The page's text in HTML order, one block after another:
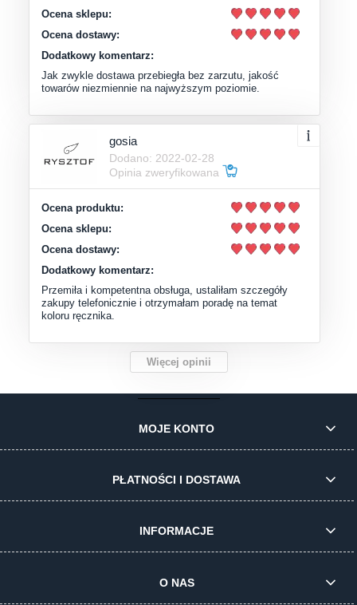
Ocena sklepu:
Ocena dostawy:
Dodatkowy komentarz:
Jak zwykle dostawa przebiegła bez zarzutu, jakość
towarów niezmiennie na najwyższym poziomie.
gosia
Dodano: 2022-02-28
Opinia zweryfikowana
Ocena produktu:
Ocena sklepu:
Ocena dostawy:
Dodatkowy komentarz:
Przemiła i kompetentna obsługa, ustaliłam szczegóły
zakupy telefonicznie i otrzymałam poradę na temat
koloru ręcznika.
Więcej opinii
MOJE KONTO
PŁATNOŚCI I DOSTAWA
INFORMACJE
O NAS